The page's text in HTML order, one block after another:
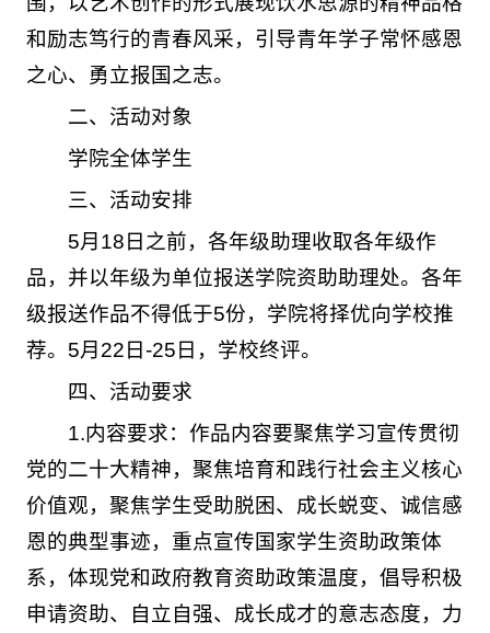
和励志笃行的青春风采，引导青年学子常怀感恩
之心、勇立报国之志。
二、活动对象
学院全体学生
三、活动安排
5月18日之前，各年级助理收取各年级作
品，并以年级为单位报送学院资助助理处。各年
级报送作品不得低于5份，学院将择优向学校推
荐。5月22日-25日，学校终评。
四、活动要求
1.内容要求：作品内容要聚焦学习宣传贯彻
党的二十大精神，聚焦培育和践行社会主义核心
价值观，聚焦学生受助脱困、成长蜕变、诚信感
恩的典型事迹，重点宣传国家学生资助政策体
系，体现党和政府教育资助政策温度，倡导积极
申请资助、自立自强、成长成才的意志态度，力